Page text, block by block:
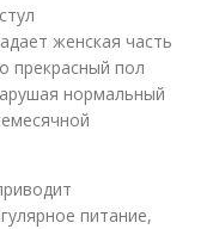
женская часть
прекрасный пол
нормальный
питание,